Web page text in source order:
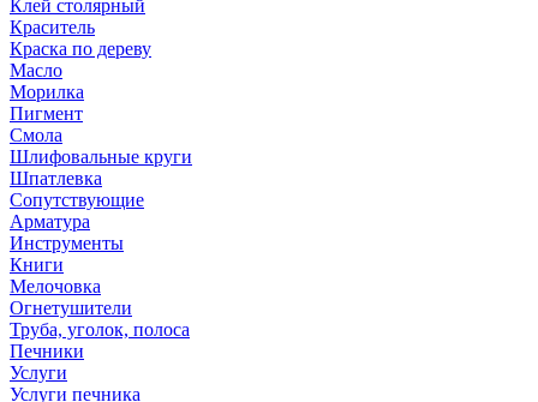
Клей столярный
Краситель
Краска по дереву
Масло
Морилка
Пигмент
Смола
Шлифовальные круги
Шпатлевка
Сопутствующие
Арматура
Инструменты
Книги
Мелочовка
Огнетушители
Труба, уголок, полоса
Печники
Услуги
Услуги печника